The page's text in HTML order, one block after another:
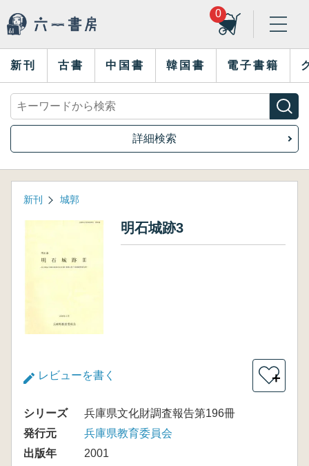
0
新刊 古書 中国書 韓国書 電子書籍
詳細検索
新刊 城郭
明石城跡3
レビューを書く ＋
シリーズ
兵庫県文化財調査報告第196冊
発行元
兵庫県教育委員会
出版年
2001